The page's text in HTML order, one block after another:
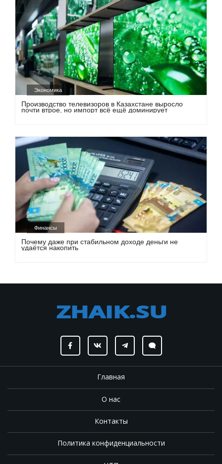
Экономика
Производство телевизоров в Казахстане выросло
почти втрое, но импорт всё ещё доминирует
Финансы
Почему даже при стабильном доходе деньги не
удаётся накопить
Главная
О нас
Контакты
Политика конфиденциальности